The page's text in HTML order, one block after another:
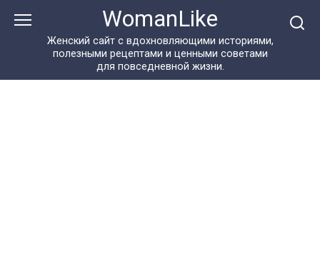
WomanLike
Женский сайт с вдохновляющими историями,
полезными рецептами и ценными советами
для повседневной жизни.